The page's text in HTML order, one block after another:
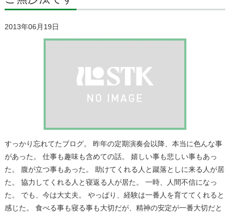
2013年06月19日
すっかり忘れてたブログ。 昨年の定期演奏会以降、本当に色んな事
があった。 仕事も趣味も含めての話。 嬉しい事も悲しい事もあっ
た。 腹が立つ事もあった。 助けてくれる人と蹴落としに来る人が居
た。 協力してくれる人と寝返る人が居た。 一時、人間不信になっ
た。 でも、今は大丈夫。 やっぱり、経験は一番人を育ててくれると
感じた。 食べる事も寝る事も大切だが、精神の安定が一番大切だと